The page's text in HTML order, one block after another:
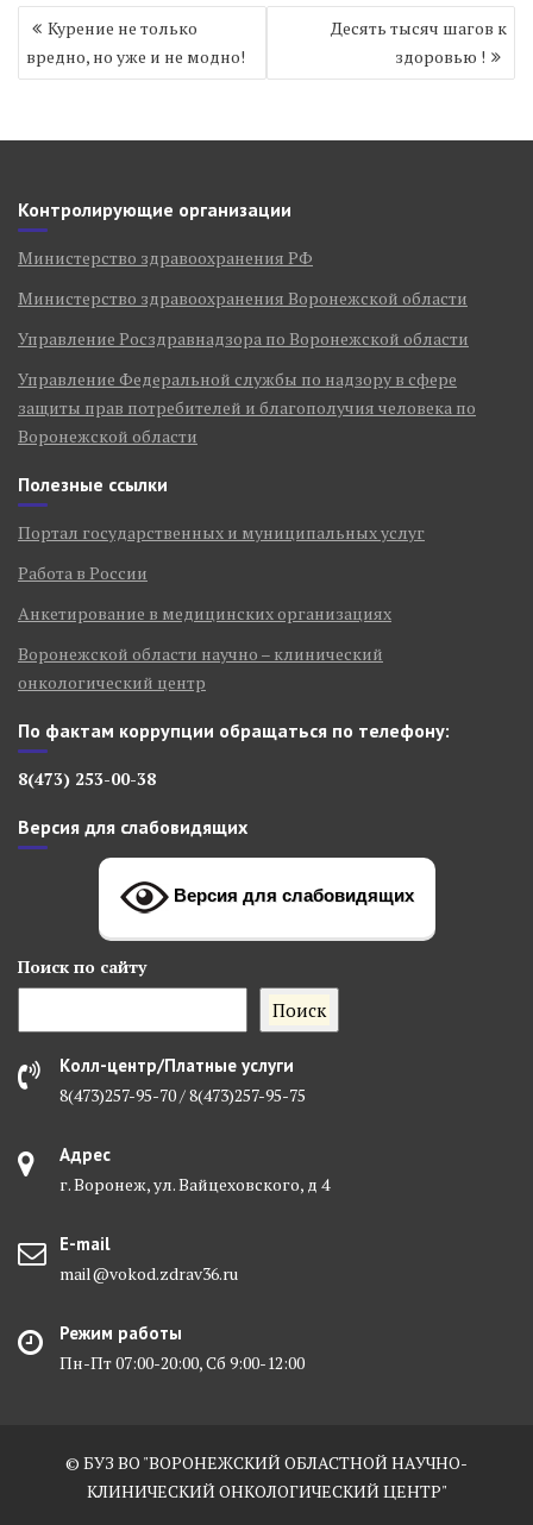
Навигация
по
записям
Курение не только
вредно, но уже и не модно!
Десять тысяч шагов к
здоровью !
Контролирующие организации
Министерство здравоохранения РФ
Министерство здравоохранения Воронежской области
Управление Росздравнадзора по Воронежской области
Управление Федеральной службы по надзору в сфере
защиты прав потребителей и благополучия человека по
Воронежской области
Полезные ссылки
Портал государственных и муниципальных услуг
Работа в России
Анкетирование в медицинских организациях
Воронежской области научно – клинический
онкологический центр
По фактам коррупции обращаться по телефону:
8(473) 253-00-38
Версия для слабовидящих
Версия для слабовидящих
Поиск по сайту
Поиск
Колл-центр/Платные услуги
8(473)257-95-70 / 8(473)257-95-75
Адрес
г. Воронеж, ул. Вайцеховского, д 4
E-mail
mail@vokod.zdrav36.ru
Режим работы
Пн-Пт 07:00-20:00, Сб 9:00-12:00
© БУЗ ВО "ВОРОНЕЖСКИЙ ОБЛАСТНОЙ НАУЧНО-
КЛИНИЧЕСКИЙ ОНКОЛОГИЧЕСКИЙ ЦЕНТР"